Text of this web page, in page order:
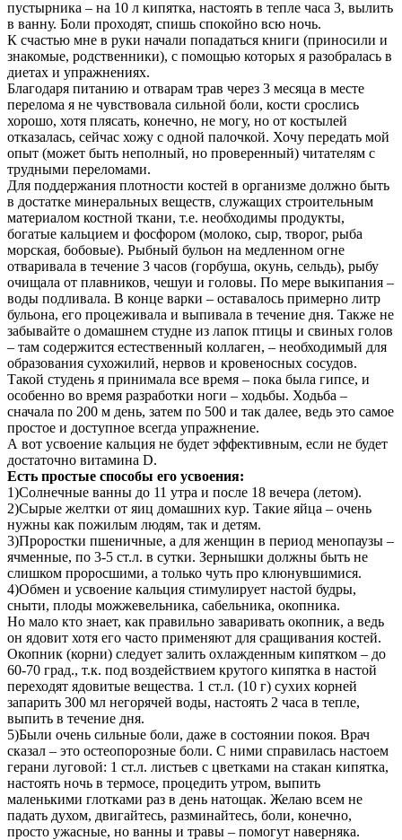
пустырника – на 10 л кипятка, настоять в тепле часа 3, вылить
в ванну. Боли проходят, спишь спокойно всю ночь.
К счастью мне в руки начали попадаться книги (приносили и
знакомые, родственники), с помощью которых я разобралась в
диетах и упражнениях.
Благодаря питанию и отварам трав через 3 месяца в месте
перелома я не чувствовала сильной боли, кости срослись
хорошо, хотя плясать, конечно, не могу, но от костылей
отказалась, сейчас хожу с одной палочкой. Хочу передать мой
опыт (может быть неполный, но проверенный) читателям с
трудными переломами.
Для поддержания плотности костей в организме должно быть
в достатке минеральных веществ, служащих строительным
материалом костной ткани, т.е. необходимы продукты,
богатые кальцием и фосфором (молоко, сыр, творог, рыба
морская, бобовые). Рыбный бульон на медленном огне
отваривала в течение 3 часов (горбуша, окунь, сельдь), рыбу
очищала от плавников, чешуи и головы. По мере выкипания –
воды подливала. В конце варки – оставалось примерно литр
бульона, его процеживала и выпивала в течение дня. Также не
забывайте о домашнем студне из лапок птицы и свиных голов
– там содержится естественный коллаген, – необходимый для
образования сухожилий, нервов и кровеносных сосудов.
Такой студень я принимала все время – пока была гипсе, и
особенно во время разработки ноги – ходьбы. Ходьба –
сначала по 200 м день, затем по 500 и так далее, ведь это самое
простое и доступное всегда упражнение.
А вот усвоение кальция не будет эффективным, если не будет
достаточно витамина D.
Есть простые способы его усвоения:
1)Солнечные ванны до 11 утра и после 18 вечера (летом).
2)Сырые желтки от яиц домашних кур. Такие яйца – очень
нужны как пожилым людям, так и детям.
3)Проростки пшеничные, а для женщин в период менопаузы –
ячменные, по 3-5 ст.л. в сутки. Зернышки должны быть не
слишком проросшими, а только чуть про клюнувшимися.
4)Обмен и усвоение кальция стимулирует настой будры,
сныти, плоды можжевельника, сабельника, окопника.
Но мало кто знает, как правильно заваривать окопник, а ведь
он ядовит хотя его часто применяют для сращивания костей.
Окопник (корни) следует залить охлажденным кипятком – до
60-70 град., т.к. под воздействием крутого кипятка в настой
переходят ядовитые вещества. 1 ст.л. (10 г) сухих корней
запарить 300 мл негорячей воды, настоять 2 часа в тепле,
выпить в течение дня.
5)Были очень сильные боли, даже в состоянии покоя. Врач
сказал – это остеопорозные боли. С ними справилась настоем
герани луговой: 1 ст.л. листьев с цветками на стакан кипятка,
настоять ночь в термосе, процедить утром, выпить
маленькими глотками раз в день натощак. Желаю всем не
падать духом, двигайтесь, разминайтесь, боли, конечно,
просто ужасные, но ванны и травы – помогут наверняка.